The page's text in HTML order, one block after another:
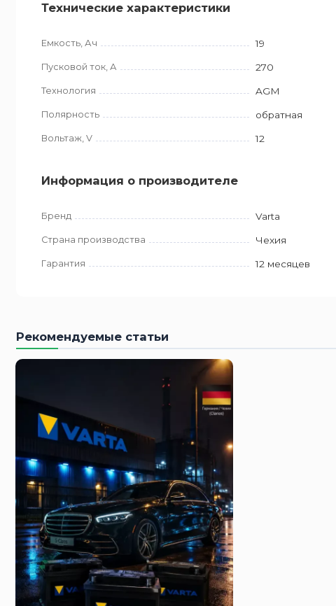
Технические характеристики
Емкость, Ач 19
Пусковой ток, А 270
Технология AGM
Полярность обратная
Вольтаж, V 12
Информация о производителе
Бренд Varta
Страна производства Чехия
Гарантия 12 месяцев
Рекомендуемые статьи